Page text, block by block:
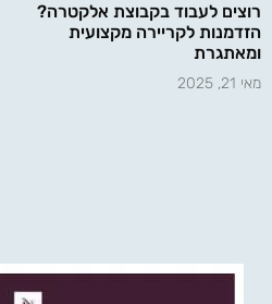
רוצים לעבוד בקבוצת אלקטרה?
הזדמנות לקריירה מקצועית
ומאתגרת
מאי 21, 2025